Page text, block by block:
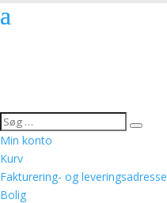
Min konto
Kurv
Fakturering- og leveringsadresse
Bolig